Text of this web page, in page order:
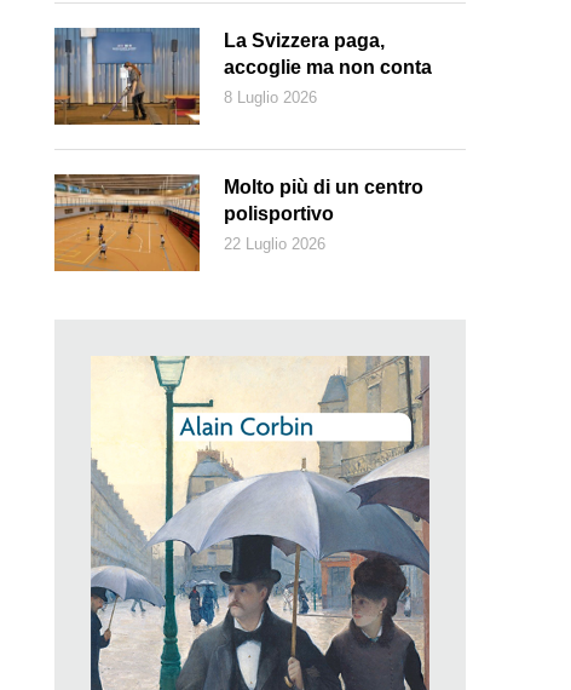
La Svizzera paga,
accoglie ma non conta
8 Luglio 2026
Molto più di un centro
polisportivo
22 Luglio 2026